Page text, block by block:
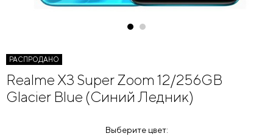
РАСПРОДАНО
Realme X3 Super Zoom 12/256GB
Glacier Blue (Синий Ледник)
Выберите цвет: